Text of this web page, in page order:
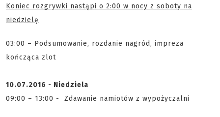
Koniec rozgrywki nastąpi o 2:00 w nocy z soboty na
niedzielę
03:00 – Podsumowanie, rozdanie nagród, impreza
kończąca zlot
10.07.2016 - Niedziela
09:00 – 13:00 - Zdawanie namiotów z wypożyczalni